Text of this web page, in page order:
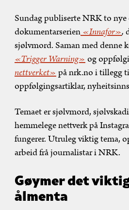
Sundag publiserte NRK to nye
dokumentarserien«Innafor»,
sjølvmord. Saman med denne
«Trigger Warning»og
nettverket»på nrk.no i tillegg
oppfølgingsartiklar,
Temaet er sjølvmord,
hemmelege nettverk på
fungerer. Utruleg viktig tema,
arbeid frå journalistar i NRK.
Gøymer det
ålmenta